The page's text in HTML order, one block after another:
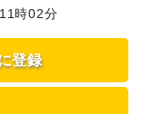
時02分
登録